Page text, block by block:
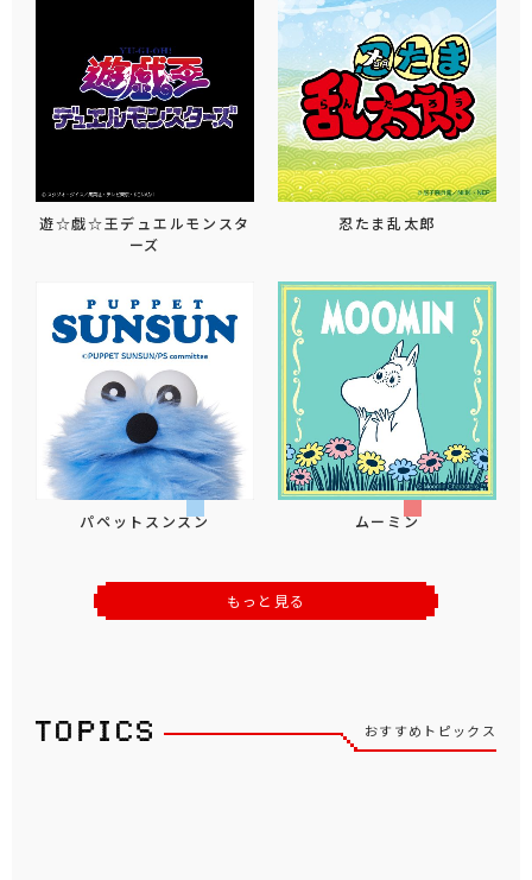
遊☆戯☆王デュエルモンスタ
ーズ
忍たま乱太郎
パペットスンスン ムーミン
もっと見る
おすすめトピックス